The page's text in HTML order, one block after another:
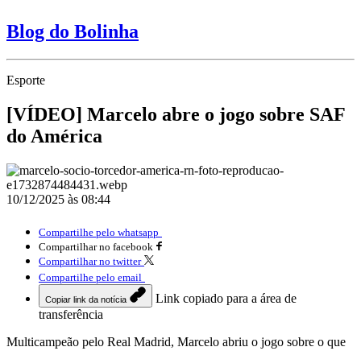
Blog do Bolinha
Esporte
[VÍDEO] Marcelo abre o jogo sobre SAF
do América
10/12/2025 às 08:44
Compartilhe pelo whatsapp
Compartilhar no facebook
Compartilhar no twitter
Compartilhe pelo email
Copiar link da notícia
Link copiado para a área de
transferência
Multicampeão pelo Real Madrid, Marcelo abriu o jogo sobre o que